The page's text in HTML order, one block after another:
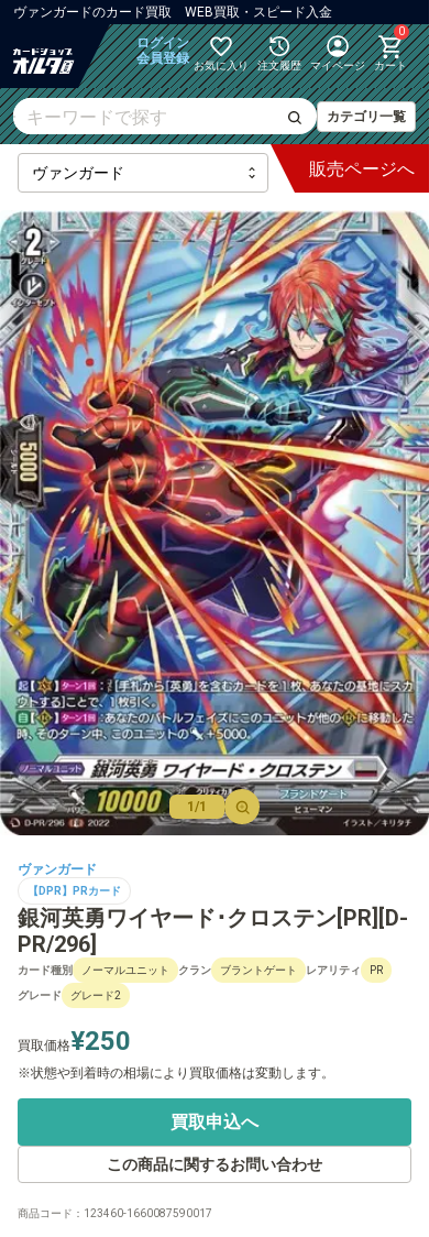
ヴァンガードのカード買取 WEB買取・スピード入金
ログイン
会員登録 お気に入り 注文履歴 マイページ
0
カート
カテゴリ一覧
最新弾
【DZ】ブースター
【DZ】その他ブースター
【DZ】デッキなど
【D】ブースター
【D】その他ブースター
【D】デッキなど
【DPR】PRカード
販売ページへ
1/1
ヴァンガード
【DPR】PRカード
銀河英勇ワイヤード･クロステン[PR][D-
PR/296]
カード種別 ノーマルユニット クラン ブラントゲート レアリティ PR
グレード グレード2
買取価格¥250
状態や到着時の相場により買取価格は変動します。
買取申込へ
この商品に関するお問い合わせ
商品コード： 123460-1660087590017